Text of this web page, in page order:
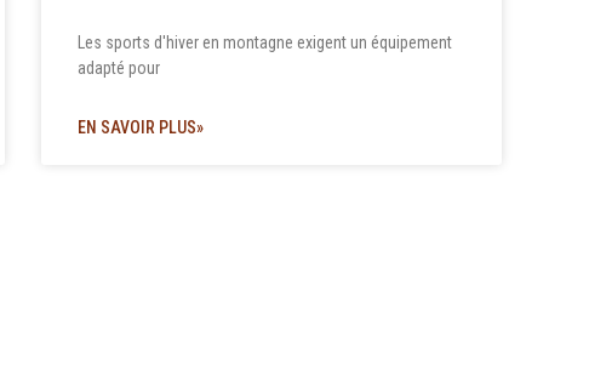
Les sports d'hiver en montagne exigent un équipement
adapté pour
EN SAVOIR PLUS»